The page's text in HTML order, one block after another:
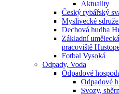
Aktuality
Český rybářský
Myslivecké
Dechová hudba
Základní
pracoviště
Fotbal Vysoká
Odpady, Voda
Odpadové
Odpadové
Svozy,